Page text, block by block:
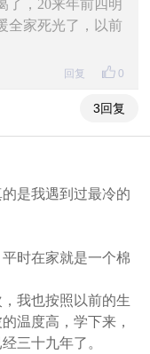
了，20来年前四明
全家死光了，以前
0
回复
3回复
是我遇到过最冷的
时在家就是一个棉
我也按照以前的生
温度高，学下来，
三十九年了。